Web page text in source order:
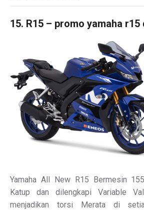
15. R15 – promo yamaha
Yamaha All New R15 Bermesin
Katup dan dilengkapi Variable
menjadikan torsi Merata di